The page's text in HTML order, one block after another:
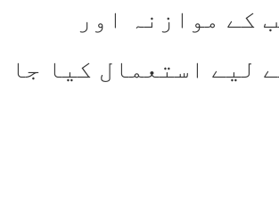
کے موازنہ اور
لیے استعمال کیا جا